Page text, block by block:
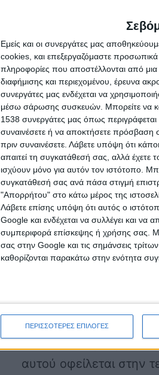
Εμείς και οι συνεργάτες μας
cookies, και επεξεργαζόμαστε
πληροφορίες που αποστέλλονται από μια
διαφήμισης και περιεχομένου, έρευνα
συνεργάτες μας ενδέχεται να
μέσω σάρωσης συσκευών. Μπορείτε να
1538 συνεργάτες μας όπως περιγράφεται
συναινέσετε ή να αποκτήσετε πρόσβαση
πριν συναινέσετε. Λάβετε υπόψη ότι
απαιτεί τη συγκατάθεσή σας, αλλά έχετε
ισχύουν μόνο για αυτόν τον ιστότοπο.
συγκατάθεσή σας ανά πάσα στιγμή
"Απορρήτου" στο κάτω μέρος της
Λάβετε επίσης υπόψη ότι αυτός ο
Google και ενδέχεται να συλλέγει και να
συμπεριφορά επίσκεψης ή χρήσης σας.
σας στην Google και τις σημάνσεις
καθορίζονται παρακάτω στην ενότητα
ΠΕΡΙΣΣΟΤΕΡΕΣ ΕΠΙΛΟΓΕΣ
εκπρόθεσμης
σε 24 δόσεις, με τους
των επομένων ετών.
θα υποστούν οι
επόμενους
περισσότερες
τελών και δημοτικών
πρόσθετα
Δήμους είναι ποσά
βάση.
Η διαδικασία
επιφανειών των
έτσι με μεγάλη
για όλους τους
χωρίς δικά τους
160 εκατ. ευρώ για το
αυτού οφείλεται στην